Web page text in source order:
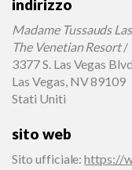
indirizzo
Madame Tussauds
The Venetian Resort/
3377 S. Las Vegas
Las Vegas, NV 89109
Stati Uniti
sito web
Sito ufficiale:https://